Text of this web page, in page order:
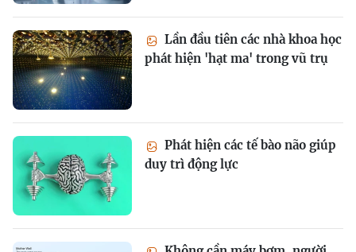
Lần đầu tiên các nhà khoa học
phát hiện 'hạt ma' trong vũ trụ
Phát hiện các tế bào não giúp
duy trì động lực